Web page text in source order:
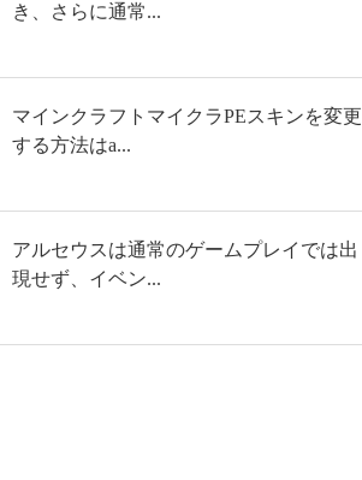
き、さらに通常...
マインクラフトマイクラPEスキンを変更
する方法はa...
アルセウスは通常のゲームプレイでは出
現せず、イベン...